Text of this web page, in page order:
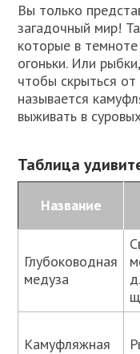
Вы только
загадочный мир!
которые в
огоньки. Или
чтобы скрыться
называется
выживать в
Таблица
Название
Глубоководная
медуза
Камуфляжная